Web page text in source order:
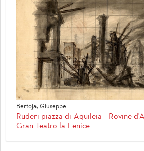
Bertoja, Giuseppe
Ruderi piazza di Aquileia - Rovine
Gran Teatro la Fenice